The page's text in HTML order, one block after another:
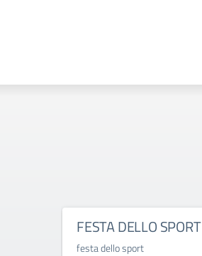
FESTA DELLO SPORT
festa dello sport